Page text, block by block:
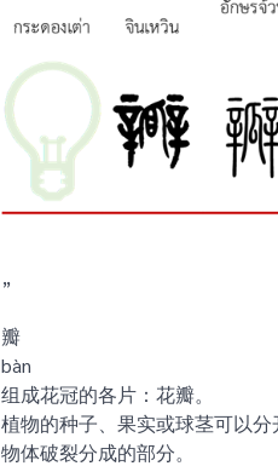
”
瓣
bàn
组成花冠的各片：花瓣。
植物的种子、果实或球茎可以分
物体破裂分成的部分。